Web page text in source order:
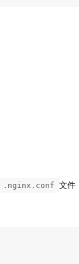
.nginx.conf 文件